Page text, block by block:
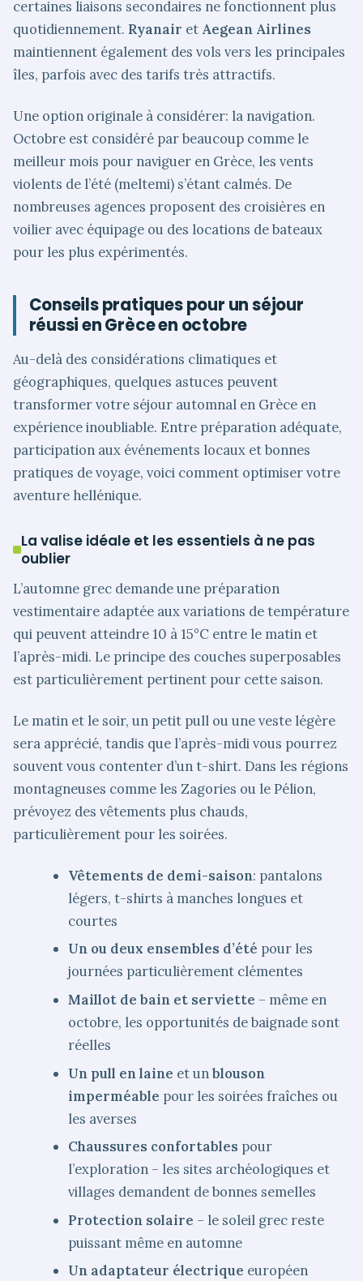
certaines liaisons secondaires ne fonctionnent plus
quotidiennement. Ryanair et Aegean Airlines
maintiennent également des vols vers les principales
îles, parfois avec des tarifs très attractifs.
Une option originale à considérer: la navigation.
Octobre est considéré par beaucoup comme le
meilleur mois pour naviguer en Grèce, les vents
violents de l’été (meltemi) s’étant calmés. De
nombreuses agences proposent des croisières en
voilier avec équipage ou des locations de bateaux
pour les plus expérimentés.
Conseils pratiques pour un séjour
réussi en Grèce en octobre
Au-delà des considérations climatiques et
géographiques, quelques astuces peuvent
transformer votre séjour automnal en Grèce en
expérience inoubliable. Entre préparation adéquate,
participation aux événements locaux et bonnes
pratiques de voyage, voici comment optimiser votre
aventure hellénique.
La valise idéale et les essentiels à ne pas
oublier
L’automne grec demande une préparation
vestimentaire adaptée aux variations de température
qui peuvent atteindre 10 à 15°C entre le matin et
l’après-midi. Le principe des couches superposables
est particulièrement pertinent pour cette saison.
Le matin et le soir, un petit pull ou une veste légère
sera apprécié, tandis que l’après-midi vous pourrez
souvent vous contenter d’un t-shirt. Dans les régions
montagneuses comme les Zagories ou le Pélion,
prévoyez des vêtements plus chauds,
particulièrement pour les soirées.
Vêtements de demi-saison: pantalons
légers, t-shirts à manches longues et
courtes
Un ou deux ensembles d’été pour les
journées particulièrement clémentes
Maillot de bain et serviette – même en
octobre, les opportunités de baignade sont
réelles
Un pull en laine et unblouson
imperméable pour les soirées fraîches ou
les averses
Chaussures confortables pour
l’exploration – les sites archéologiques et
villages demandent de bonnes semelles
Protection solaire – le soleil grec reste
puissant même en automne
Un adaptateur électrique européen